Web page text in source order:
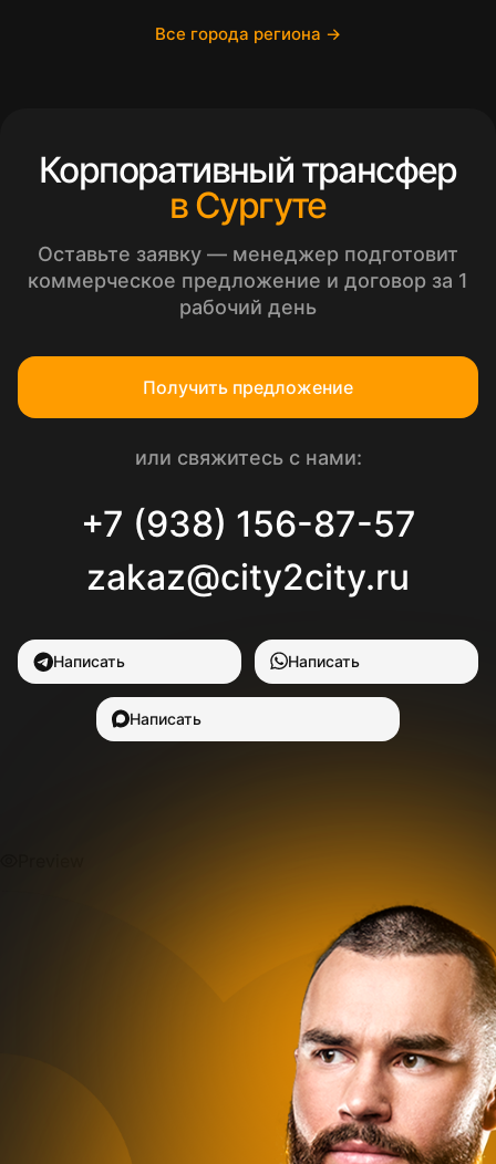
Все города региона →
Корпоративный трансфер
в Сургуте
Оставьте заявку — менеджер подготовит
коммерческое предложение и договор за 1
рабочий день
Получить предложение
или свяжитесь с нами:
+7 (938) 156-87-57
zakaz@city2city.ru
Написать Написать
Написать